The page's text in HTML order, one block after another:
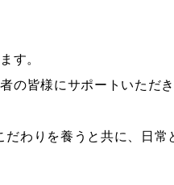
す。
の皆様にサポートいただ
わりを養うと共に、日常